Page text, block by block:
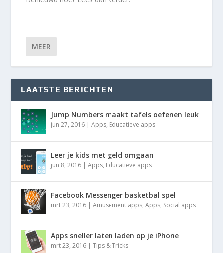
MEER
LAATSTE BERICHTEN
Jump Numbers maakt tafels oefenen leuk
jun 27, 2016 |Apps, Educatieve apps
Leer je kids met geld omgaan
jun 8, 2016 |Apps, Educatieve apps
Facebook Messenger basketbal spel
mrt 23, 2016 |Amusement apps,Apps, Social apps
Apps sneller laten laden op je iPhone
mrt 23, 2016 |Tips & Tricks